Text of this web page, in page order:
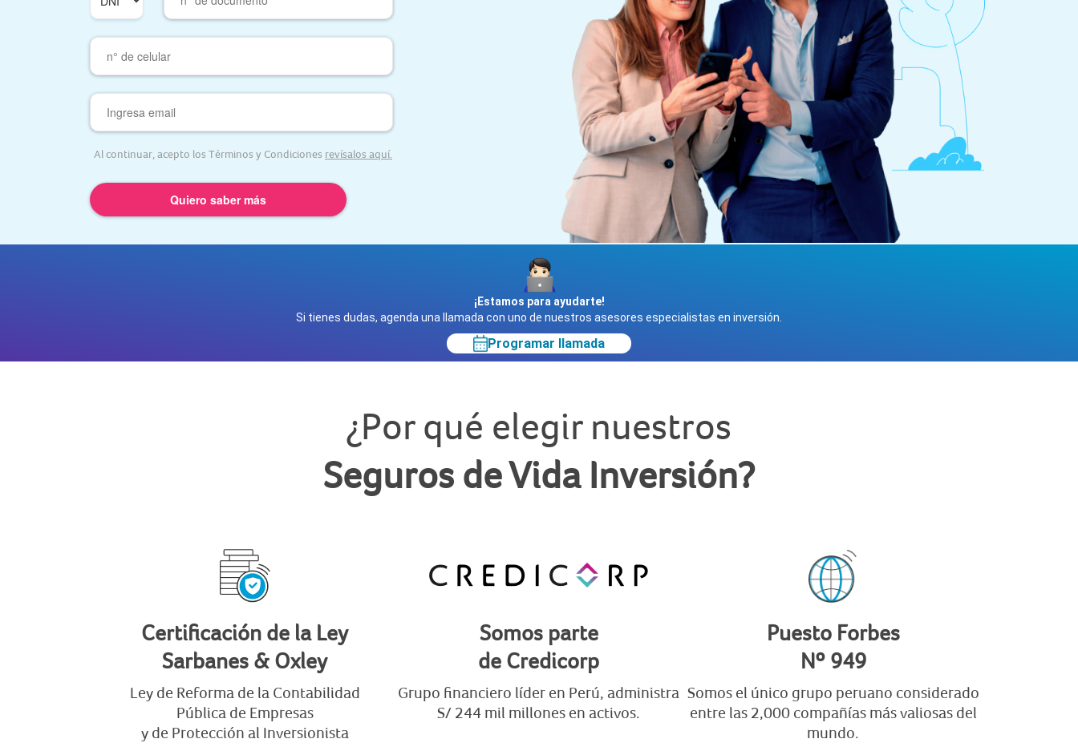
Al continuar, acepto los Términos y Condiciones revísalos aquí.
¡Estamos para ayudarte!
Si tienes dudas, agenda una llamada con uno de nuestros asesores especialistas en inversión.
Programar llamada
¿Por qué elegir nuestros
Seguros de Vida Inversión?
Certificación de la Ley
Sarbanes & Oxley
Ley de Reforma de la Contabilidad
Pública de Empresas
y de Protección al Inversionista
Somos parte
de Credicorp
Grupo financiero líder en Perú, administra
S/ 244 mil millones en activos.
Puesto Forbes
Nº 949
Somos el único grupo peruano considerado
entre las 2,000 compañías más valiosas del
mundo.